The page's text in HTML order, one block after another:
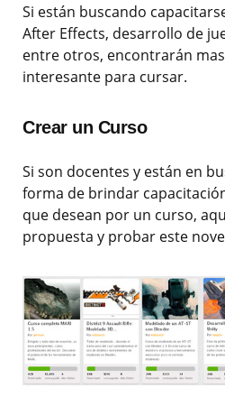
Si están buscando
After Effects, desarrollo de
entre otros, encontrarán
interesante para cursar.
Crear un Curso
Si son docentes y están en
forma de brindar
que desean por un curso,
propuesta y probar este